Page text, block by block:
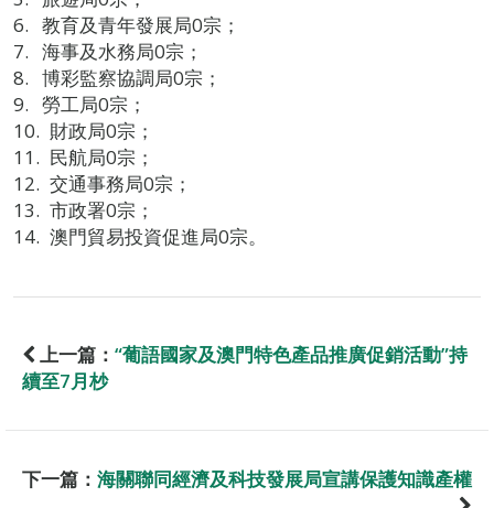
教育及青年發展局0宗；
海事及水務局0宗；
博彩監察協調局0宗；
勞工局0宗；
財政局0宗；
民航局0宗；
交通事務局0宗；
市政署0宗；
澳門貿易投資促進局0宗。
上一篇： “葡語國家及澳門特色產品推廣促銷活動”持
續至7月杪
下一篇： 海關聯同經濟及科技發展局宣講保護知識產權